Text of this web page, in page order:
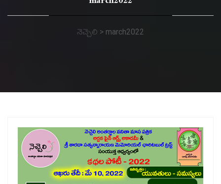
నెచ్చెలి > march2022